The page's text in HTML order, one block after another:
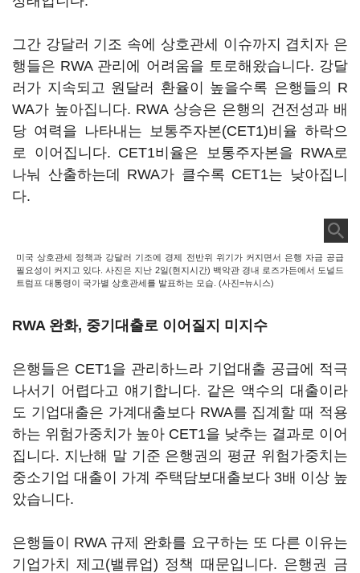
그간 강달러 기조 속에 상호관세 이슈까지 겹치자 은
행들은 RWA 관리에 어려움을 토로해왔습니다. 강달
러가 지속되고 원달러 환율이 높을수록 은행들의 R
WA가 높아집니다. RWA 상승은 은행의 건전성과 배
당 여력을 나타내는 보통주자본(CET1)비율 하락으
로 이어집니다. CET1비율은 보통주자본을 RWA로
나눠 산출하는데 RWA가 클수록 CET1는 낮아집니
다.
미국 상호관세 정책과 강달러 기조에 경제 전반위 위기가 커지면서 은행 자금 공급
필요성이 커지고 있다. 사진은 지난 2일(현지시간) 백악관 경내 로즈가든에서 도널드
트럼프 대통령이 국가별 상호관세를 발표하는 모습. (사진=뉴시스)
RWA 완화, 중기대출로 이어질지 미지수
은행들은 CET1을 관리하느라 기업대출 공급에 적극
나서기 어렵다고 얘기합니다. 같은 액수의 대출이라
도 기업대출은 가계대출보다 RWA를 집계할 때 적용
하는 위험가중치가 높아 CET1을 낮추는 결과로 이어
집니다. 지난해 말 기준 은행권의 평균 위험가중치는
중소기업 대출이 가계 주택담보대출보다 3배 이상 높
았습니다.
은행들이 RWA 규제 완화를 요구하는 또 다른 이유는
기업가치 제고(밸류업) 정책 때문입니다. 은행권 금